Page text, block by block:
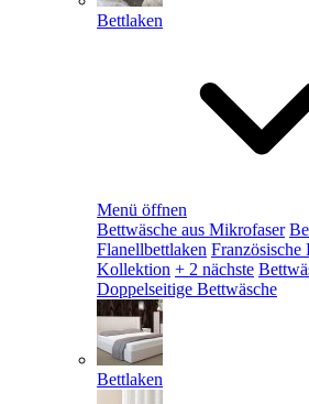
Bettlaken
Menü öffnen
Bettwäsche aus Mikrofaser
Flanellbettlaken Französische
Kollektion + 2 nächste
Doppelseitige Bettwäsche
Bettlaken